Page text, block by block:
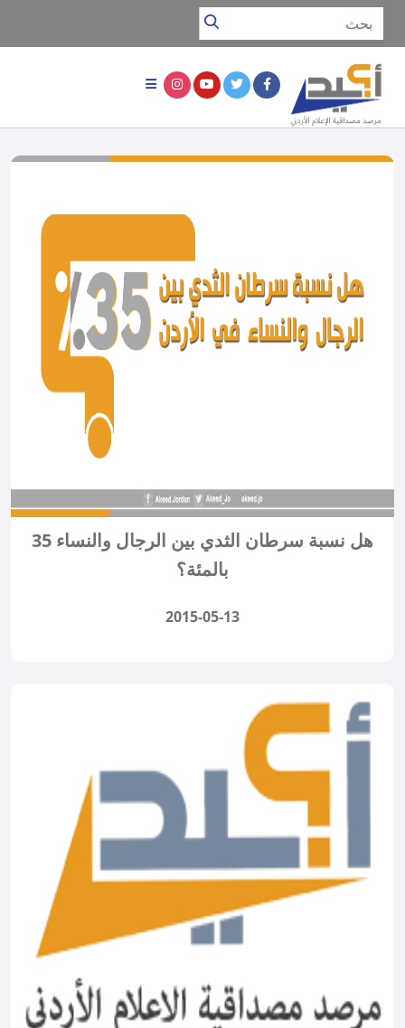
هل نسبة سرطان الثدي بين الرجال والنساء 35
بالمئة؟
2015-05-13